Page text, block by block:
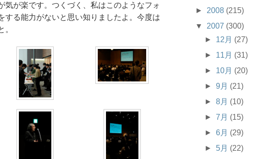
気が楽です。つくづく、私はこのようなフォ
する能力がないと思い知りましたよ。今度は
。
► 2008 (215)
▼ 2007 (300)
► 12月 (27)
► 11月 (31)
► 10月 (20)
►9月 (21)
►8月 (10)
►7月 (15)
►6月 (29)
► 5月 (22)